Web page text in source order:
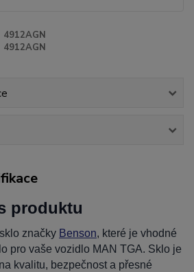
4912AGN
4912AGN
produktu
značky Benson, které je vhodné
pro vaše vozidlo MAN TGA. Sklo je
kvalitu, bezpečnost a přesné